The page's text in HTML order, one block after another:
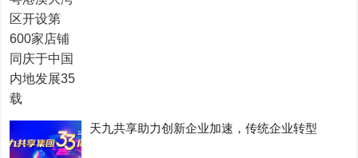
天九共享助力创新企业加速，传统企业转型